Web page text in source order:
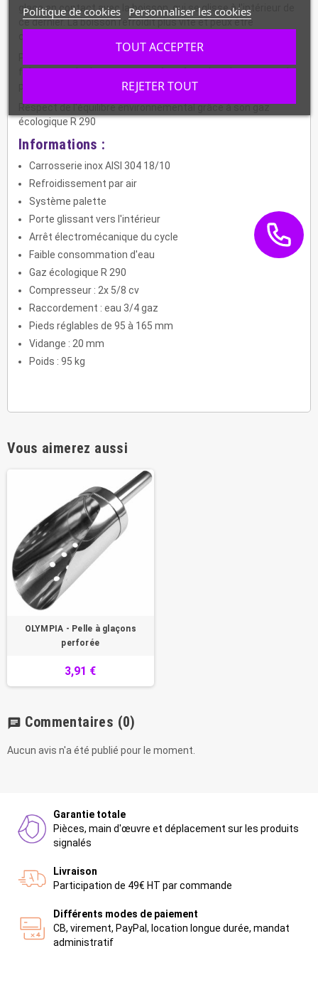
glace en contact avec la boisson, qui se glisse à l'intérieur de
ce dernier. La boisson refroidit plus vite et peux être
fréquentes du thermostat en récupérant les glaçons avec la
Respect de l'équilibre environnemental grâce à son gaz
écologique R 290
Informations :
Carrosserie inox AISI 304 18/10
Refroidissement par air
Système palette
Porte glissant vers l'intérieur
Arrêt électromécanique du cycle
Faible consommation d'eau
Gaz écologique R 290
Compresseur : 2x 5/8 cv
Raccordement : eau 3/4 gaz
Pieds réglables de 95 à 165 mm
Vidange : 20 mm
Poids : 95 kg
Vous aimerez aussi
OLYMPIA - Pelle à glaçons
perforée
3,91 €
chat Commentaires (0)
Aucun avis n'a été publié pour le moment.
Garantie totale
Pièces, main d'œuvre et déplacement sur les produits
signalés
Livraison
Participation de 49€ HT par commande
Différents modes de paiement
CB, virement, PayPal, location longue durée, mandat
administratif
Politique de cookies Personnaliser les cookies
REJETER TOUT
TOUT ACCEPTER